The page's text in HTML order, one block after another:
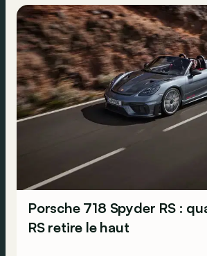
Porsche 718 Spyder RS :
RS retire le haut